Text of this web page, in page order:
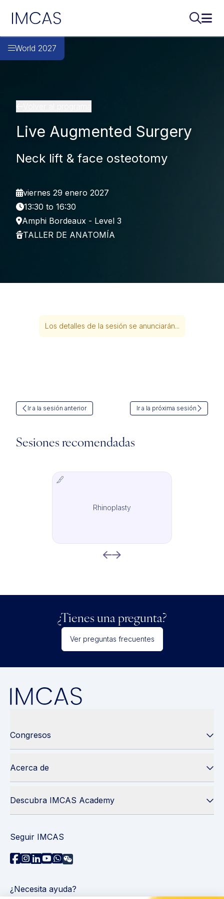
IMCAS
World 2027
Live Augmented Surgery
Neck lift & face osteotomy
viernes 29 enero 2027
13:30 to 16:30
Amphi Bordeaux - Level 3
TALLER DE ANATOMÍA
Los detalles de la sesión se anunciarán...
Ir a la sesión anterior Ir a la próxima sesión
Sesiones recomendadas
IMCAS Surgery
Rhinoplasty
¿Tienes una pregunta?
Ver preguntas frecuentes
Congresos
Acerca de
Descubra IMCAS Academy
Seguir IMCAS
¿Necesita ayuda?